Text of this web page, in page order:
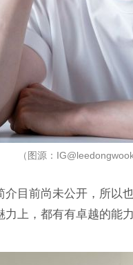
（图源：
介目前尚未公开，所以
力上，都有有卓越的能